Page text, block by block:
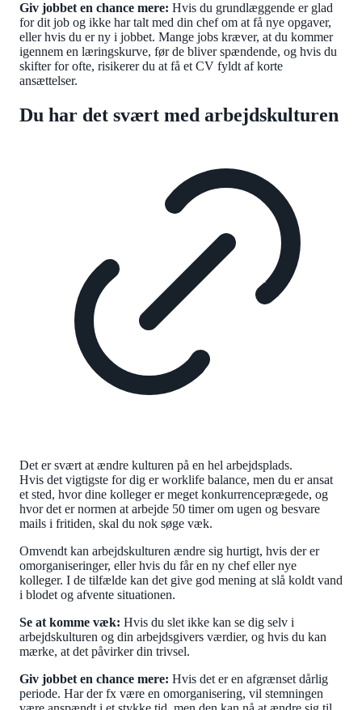
Giv jobbet en chance mere: Hvis du grundlæggende er glad
for dit job og ikke har talt med din chef om at få nye opgaver,
eller hvis du er ny i jobbet. Mange jobs kræver, at du kommer
igennem en læringskurve, før de bliver spændende, og hvis du
skifter for ofte, risikerer du at få et CV fyldt af korte
ansættelser.
Du har det svært med arbejdskulturen
Det er svært at ændre kulturen på en hel arbejdsplads.
Hvis det vigtigste for dig er worklife balance, men du er ansat
et sted, hvor dine kolleger er meget konkurrenceprægede, og
hvor det er normen at arbejde 50 timer om ugen og besvare
mails i fritiden, skal du nok søge væk.
Omvendt kan arbejdskulturen ændre sig hurtigt, hvis der er
omorganiseringer, eller hvis du får en ny chef eller nye
kolleger. I de tilfælde kan det give god mening at slå koldt vand
i blodet og afvente situationen.
Se at komme væk: Hvis du slet ikke kan se dig selv i
arbejdskulturen og din arbejdsgivers værdier, og hvis du kan
mærke, at det påvirker din trivsel.
Giv jobbet en chance mere: Hvis det er en afgrænset dårlig
periode. Har der fx være en omorganisering, vil stemningen